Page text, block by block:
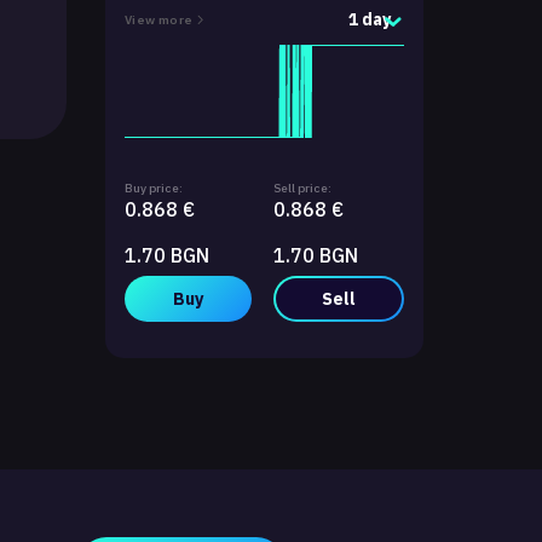
View more 1 day
Buy price:
0.868 €
1.70 BGN
Buy
Sell price:
0.868 €
1.70 BGN
Sell